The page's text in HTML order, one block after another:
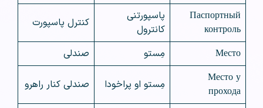
Паспортный
контроль
پاسپورتنی
کانترول
کنترل پاسپورت
Место مِستو
صندلی
Место у
прохода
مِستو او پراخودا صندلی کنار راهرو